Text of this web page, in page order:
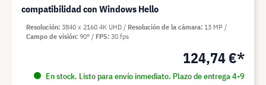
compatibilidad con Windows Hello
124,74 €*
En stock. Listo para envío inmediato. Plazo de entrega 4-9
Resolución 3840 x 2160 4K UHD Resolución de la cámara 13 MP
Campo de visión 90° FPS 30 fps